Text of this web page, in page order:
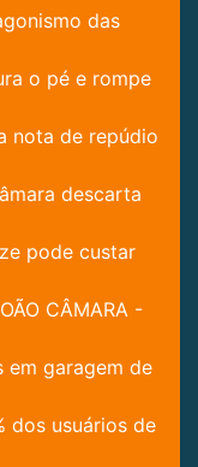
das
o pé e rompe
nota de repúdio
descarta
pode custar
CÂMARA -
em garagem de
dos usuários de